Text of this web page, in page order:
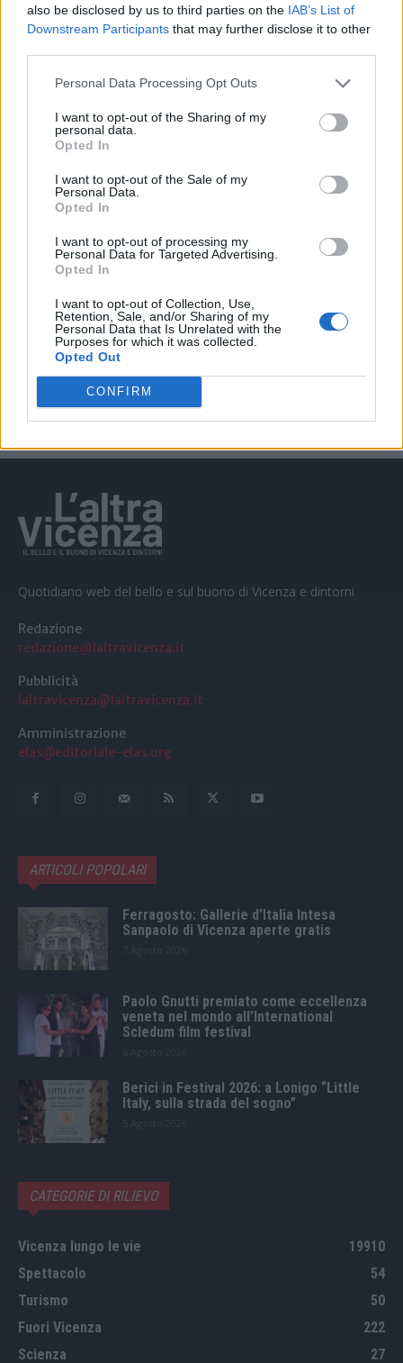
also be disclosed by us to third parties on the IAB’s List of
Downstream Participants that may further disclose it to other
Personal Data Processing Opt Outs
I want to opt-out of the Sharing of my
personal data.
Opted In
I want to opt-out of the Sale of my
Personal Data.
Opted In
I want to opt-out of processing my
Personal Data for Targeted Advertising.
Opted In
I want to opt-out of Collection, Use,
Retention, Sale, and/or Sharing of my
Personal Data that Is Unrelated with the
Purposes for which it was collected.
Opted Out
CONFIRM
Italy, sulla strada del sogno”
EVENTI
“Teatro in casa”: il 5 agosto il primo
EVENTI
Salotti Urbani 2026 al Bixio di Vicenza:
agosto inizia con libri, poesie e musica
Quotidiano web del bello e sul buono di Vicenza e dintorni
Redazione
redazione@laltravicenza.it
Pubblicità
laltravicenza@laltravicenza.it
Amministrazione
elas@editoriale-elas.org
ARTICOLI POPOLARI
Ferragosto: Gallerie d’Italia Intesa
Sanpaolo di Vicenza aperte gratis
Paolo Gnutti premiato come eccellenza
veneta nel mondo all’International
Scledum film festival
Berici in Festival 2026: a Lonigo “Little
Italy, sulla strada del sogno”
CATEGORIE DI RILIEVO
Vicenza lungo le vie
19910
Spettacolo
54
Turismo
50
Fuori Vicenza
222
Scienza
27